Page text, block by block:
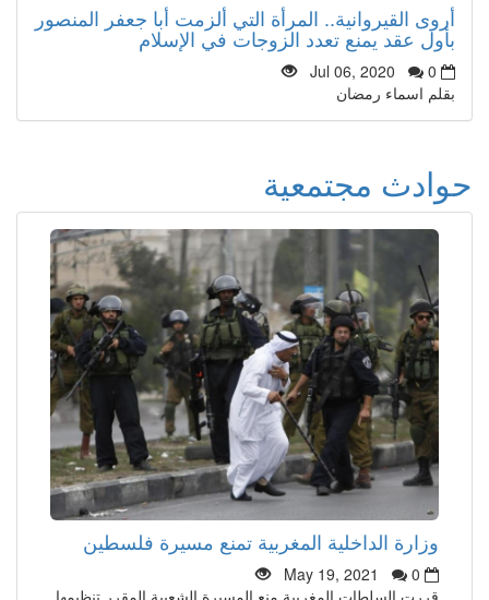
أروى القيروانية.. المرأة التي ألزمت أبا جعفر المنصور
بأول عقد يمنع تعدد الزوجات في الإسلام
Jul 06, 2020
0
بقلم اسماء رمضان
حوادث مجتمعية
وزارة الداخلية المغربية تمنع مسيرة فلسطين
May 19, 2021
0
قررت السلطات المغربية منع المسيرة الشعبية المقرر تنظيمها